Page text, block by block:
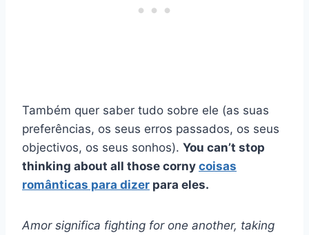
Também quer saber tudo sobre ele (as suas
preferências, os seus erros passados, os seus
objectivos, os seus sonhos). You can’t stop
thinking about all those corny coisas
românticas para dizer para eles.
Amor significa fighting for one another, taking